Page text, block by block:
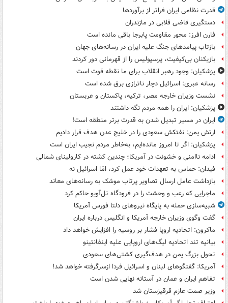
قدرت نظامی ایران فراتر از برآوردها
دستگیری قاضی قلابی در مازندران
فارن افرز: محور مقاومت پابرجا باقی مانده است
بازتاب پیامدهای جنگ علیه ایران در رسانه‌های جهان
بازیکنان بی‌کیفیت، پرسپولیس را از قهرمانی دور کردند
پزشکیان: وجود رهبر انقلاب برای ما نقطه قوت است
رسانه عبری: اسرائیل دچار ناترازی برق شده است
نشست وزیران خارجه مصر، ترکیه، پاکستان و عربستان
پزشکیان: ایران را همه مردم نگه داشتند
ایران در مسیر تبدیل شدن به قدرت برتر منطقه است!
ارتش یمن: نفتکش سعودی را در خلیج عدن هدف قرار دادیم
پزشکیان: اگر تا امروز مانده‌ایم، به‌خاطر مردم نجیب ایران است
ادامه ناامنی و خشونت در آمریکا؛ چندین کشته در کارولینای شمالی
فیدان: حماس به تعهدات خود عمل کرد، امّا اسرائیل نه
بازداشت عامل ارسال تصاویر پرتاب موشک به رسانه‌های معاند
ماجرایی که رعب و وحشت را در فرودگاه تل‌آویو حاکم کرد
شبیه‌سازی حمله به پایگاه نیروهای دلتا فورس آمریکا
گفت وگوی وزیران خارجه آمریکا و انگلیس درباره ایران
ماکرون: اتحادیه اروپا فشار بر روسیه را افزایش خواهد داد
بیانیه تند اتحادیه لیگ‌های اروپایی علیه اینفانتینو
تحول بزرگ یمن در هدف‌گیری کشتی‌های سعودی
آمریکا: گفتگوهای لبنان و اسرائیل فردا ازسرگرفته خواهد شد!
تفاهم ایران و عمان در آستانه نهایی شدن است
وزیر صمت عازم قرقیزستان شد